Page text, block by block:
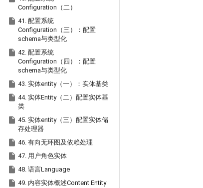
Configuration（二）
 41. 配置系统
Configuration（三）：配置
schema与类型化
 42. 配置系统
Configuration（四）：配置
schema与类型化
 43. 实体entity（一）：实体基类
 44. 实体Entity（二）配置实体基
类
 45. 实体entity（三）配置实体储
存处理器
 46. 有向无环图及依赖处理
 47. 用户角色实体
 48. 语言Language
 49. 内容实体概述Content Entity